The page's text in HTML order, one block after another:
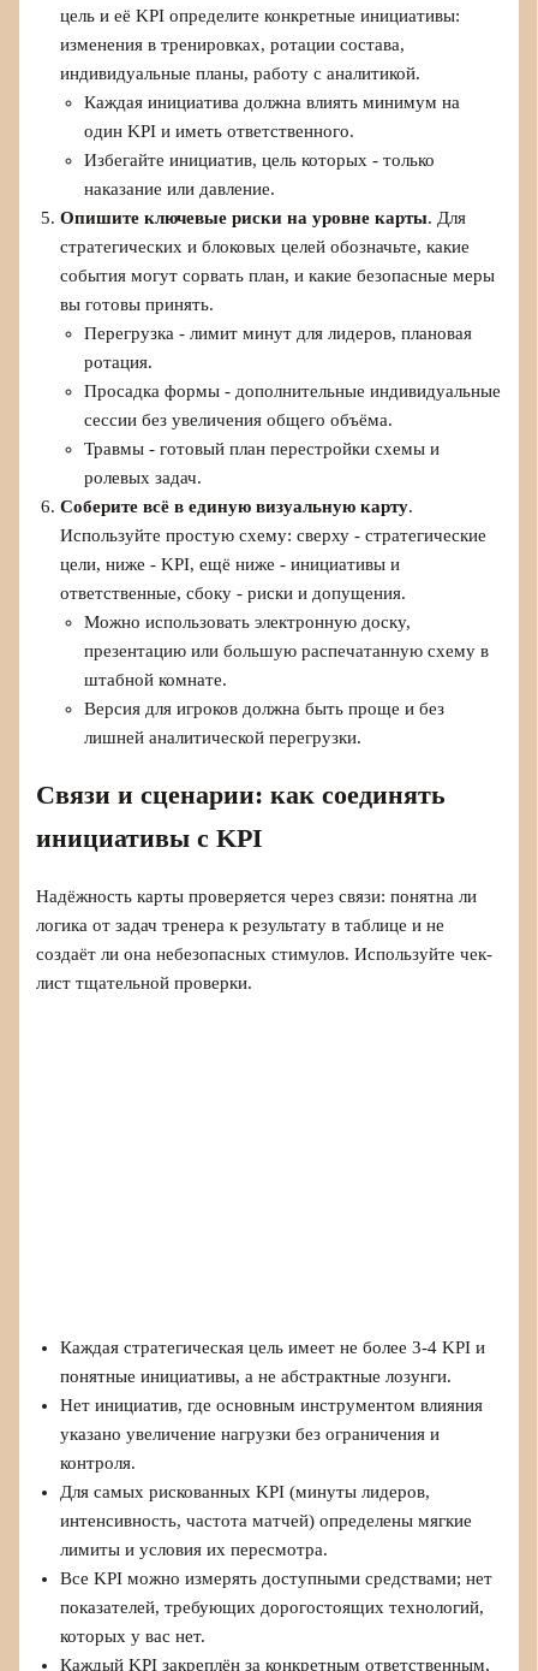
цель и её KPI определите конкретные инициативы:
изменения в тренировках, ротации состава,
индивидуальные планы, работу с аналитикой.
Каждая инициатива должна влиять минимум на
один KPI и иметь ответственного.
Избегайте инициатив, цель которых - только
наказание или давление.
Опишите ключевые риски на уровне карты. Для
стратегических и блоковых целей обозначьте, какие
события могут сорвать план, и какие безопасные меры
вы готовы принять.
Перегрузка - лимит минут для лидеров, плановая
ротация.
Просадка формы - дополнительные индивидуальные
сессии без увеличения общего объёма.
Травмы - готовый план перестройки схемы и
ролевых задач.
Соберите всё в единую визуальную карту.
Используйте простую схему: сверху - стратегические
цели, ниже - KPI, ещё ниже - инициативы и
ответственные, сбоку - риски и допущения.
Можно использовать электронную доску,
презентацию или большую распечатанную схему в
штабной комнате.
Версия для игроков должна быть проще и без
лишней аналитической перегрузки.
Связи и сценарии: как соединять
инициативы с KPI
Надёжность карты проверяется через связи: понятна ли
логика от задач тренера к результату в таблице и не
создаёт ли она небезопасных стимулов. Используйте чек-
лист тщательной проверки.
Каждая стратегическая цель имеет не более 3-4 KPI и
понятные инициативы, а не абстрактные лозунги.
Нет инициатив, где основным инструментом влияния
указано увеличение нагрузки без ограничения и
контроля.
Для самых рискованных KPI (минуты лидеров,
интенсивность, частота матчей) определены мягкие
лимиты и условия их пересмотра.
Все KPI можно измерять доступными средствами; нет
показателей, требующих дорогостоящих технологий,
которых у вас нет.
Каждый KPI закреплён за конкретным ответственным,